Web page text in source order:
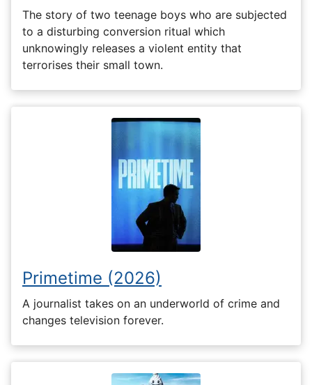
The story of two teenage boys who are subjected
to a disturbing conversion ritual which
unknowingly releases a violent entity that
terrorises their small town.
Primetime (2026)
A journalist takes on an underworld of crime and
changes television forever.